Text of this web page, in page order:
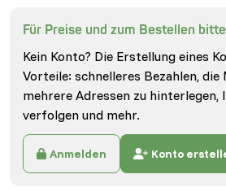
Für Preise und zum Bestellen
Kein Konto? Die Erstellung eines
Vorteile: schnelleres Bezahlen,
mehrere Adressen zu hinterlegen,
verfolgen und mehr.
Anmelden Konto